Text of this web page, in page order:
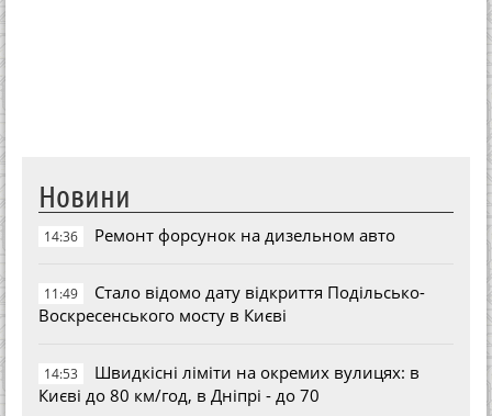
Новини
14:36 Ремонт форсунок на дизельном авто
11:49
Стало відомо дату відкриття Подільсько-
Воскресенського мосту в Києві
14:53
Швидкісні ліміти на окремих вулицях: в
Києві до 80 км/год, в Дніпрі - до 70